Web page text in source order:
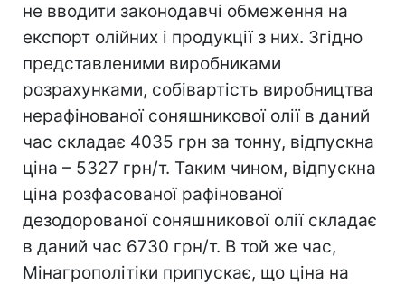
не вводити законодавчі обмеження на
експорт олійних і продукції з них. Згідно
представленими виробниками
розрахунками, собівартість виробництва
нерафінованої соняшникової олії в даний
час складає 4035 грн за тонну, відпускна
ціна – 5327 грн/т. Таким чином, відпускна
ціна розфасованої рафінованої
дезодорованої соняшникової олії складає
в даний час 6730 грн/т. В той же час,
Мінагрополітіки припускає, що ціна на